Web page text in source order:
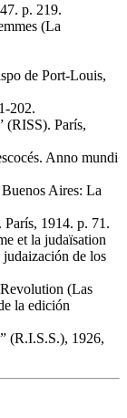
p. 219.
(La
de Port-Louis,
202.
(RISS). París,
Anno mundi
Aires: La
1914. p. 71.
et la judaïsation
de los
(Las
la edición
(R.I.S.S.), 1926,